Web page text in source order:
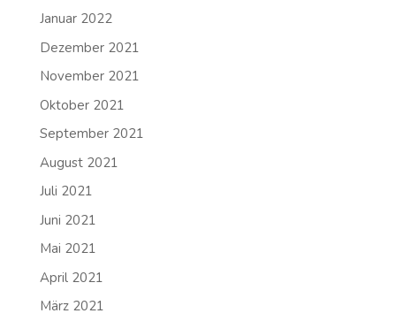
Januar 2022
Dezember 2021
November 2021
Oktober 2021
September 2021
August 2021
Juli 2021
Juni 2021
Mai 2021
April 2021
März 2021